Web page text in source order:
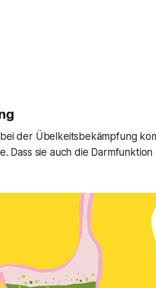
der Übelkeitsbekämpfung
Dass sie auch die